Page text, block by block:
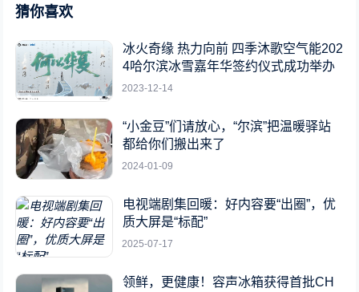
猜你喜欢
冰火奇缘 热力向前 四季沐歌空气能202
4哈尔滨冰雪嘉年华签约仪式成功举办
2023-12-14
“小金豆”们请放心，“尔滨”把温暖驿站
都给你们搬出来了
2024-01-09
电视端剧集回暖：好内容要“出圈”，优
质大屏是“标配”
2025-07-17
领鲜，更健康！容声冰箱获得首批CH